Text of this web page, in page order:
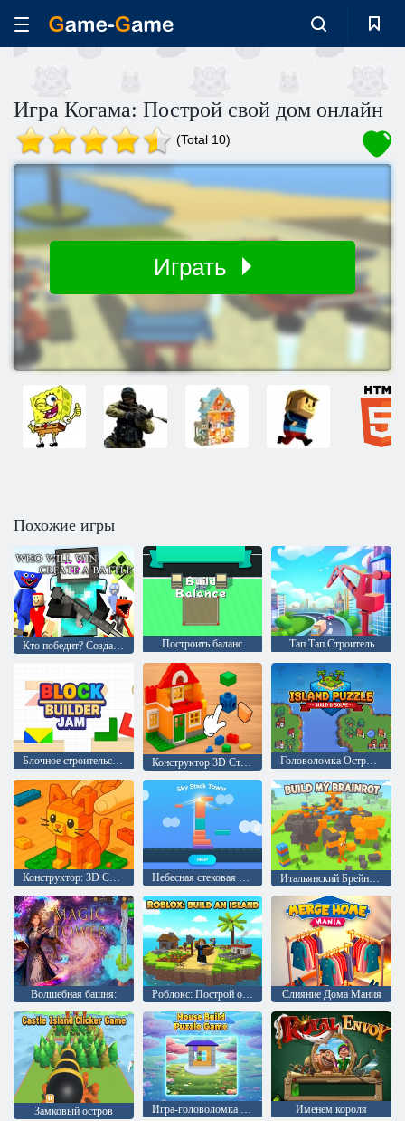
Игра Когама: Построй свой дом онлайн
(Total 10)
Играть
Похожие игры
Кто победит? Создать битву Построить баланс Тап Тап Строитель
Блочное строительство Конструктор 3D Строить Головоломка Остров: Построй и реши
Конструктор: 3D Строитель Небесная стековая башня Итальянский Брейнрот: Стройка
Волшебная башня: Роблокс: Построй остров Слияние Дома Мания
Замковый остров Игра-головоломка по строительству дома Именем короля